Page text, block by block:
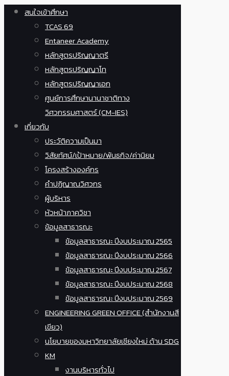
สนใจเข้าศึกษา
TCAS 69
Entaneer Academy
หลักสูตรปริญญาตรี
หลักสูตรปริญญาโท
หลักสูตรปริญญาเอก
ศูนย์การศึกษานานาชาติทาง
วิศวกรรมศาสตร์ (CM-IES)
เกี่ยวกับ
ประวัติความเป็นมา
วิสัยทัศน์/เป้าหมาย/พันธกิจ/ค่านิยม
โครงสร้างองค์กร
คำปฏิญาณวิศวกร
ผู้บริหาร
หัวหน้าภาควิชา
ข้อมูลสาธารณะ
ข้อมูลสาธารณะ ปีงบประมาณ 2565
ข้อมูลสาธารณะ ปีงบประมาณ 2566
ข้อมูลสาธารณะ ปีงบประมาณ 2567
ข้อมูลสาธารณะ ปีงบประมาณ 2568
ข้อมูลสาธารณะ ปีงบประมาณ 2569
ENGINEERING GREEN OFFICE (สำนักงานสี
เขียว)
นโยบายของมหาวิทยาลัยเชียงใหม่ ด้าน SDG
KM
งานบริหารทั่วไป